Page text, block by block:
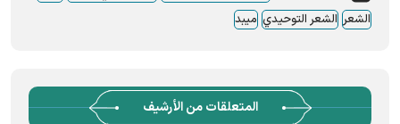
الشعر الشعر التوحیدي میبد
المتعلقات من الأرشيف